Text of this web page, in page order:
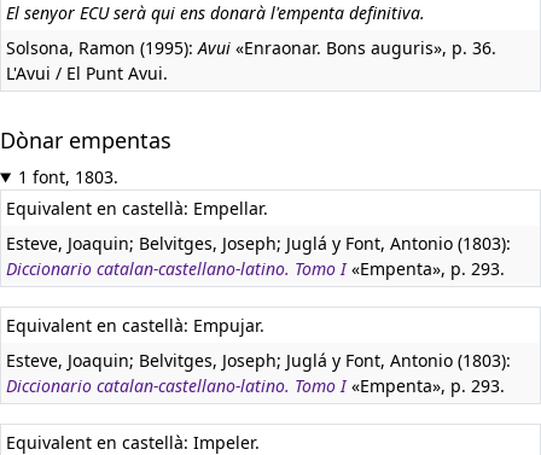
El senyor ECU serà qui ens donarà l'empenta definitiva.
Solsona, Ramon (1995):Avui «Enraonar. Bons auguris», p. 36.
L'Avui / El Punt Avui.
Dònar empentas
1 font, 1803.
Equivalent en castellà: Empellar.
Esteve, Joaquin; Belvitges, Joseph; Juglá y Font, Antonio (1803):
Diccionario catalan-castellano-latino. Tomo I«Empenta», p. 293.
Equivalent en castellà: Empujar.
Esteve, Joaquin; Belvitges, Joseph; Juglá y Font, Antonio (1803):
Diccionario catalan-castellano-latino. Tomo I«Empenta», p. 293.
Equivalent en castellà: Impeler.